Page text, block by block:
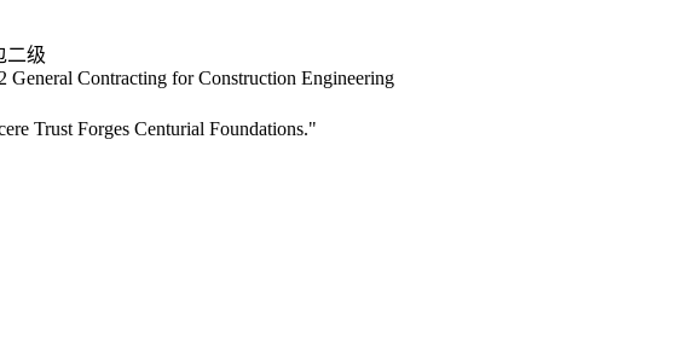
二级
Contracting for Construction Engineering
Trust Forges Centurial Foundations."